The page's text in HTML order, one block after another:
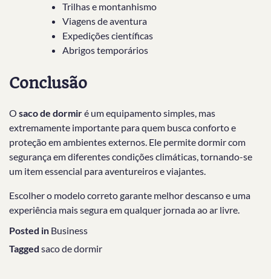
Trilhas e montanhismo
Viagens de aventura
Expedições científicas
Abrigos temporários
Conclusão
O saco de dormiré um equipamento simples, mas
extremamente importante para quem busca conforto e
proteção em ambientes externos. Ele permite dormir com
segurança em diferentes condições climáticas, tornando-se
um item essencial para aventureiros e viajantes.
Escolher o modelo correto garante melhor descanso e uma
experiência mais segura em qualquer jornada ao ar livre.
Posted in Business
Tagged saco de dormir